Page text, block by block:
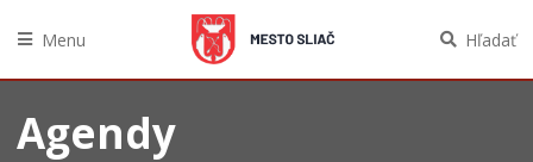
obsah
Menu Hľadať
Agendy